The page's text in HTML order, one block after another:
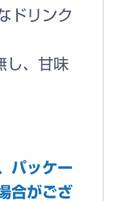
ドリンク
し、甘味
パッケー
合がござ